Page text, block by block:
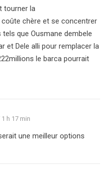
tourner la
coûte chère et se concentrer
que Ousmane dembele
et Dele alli pour remplacer la
le barca pourrait
h 17 min
une meilleur options